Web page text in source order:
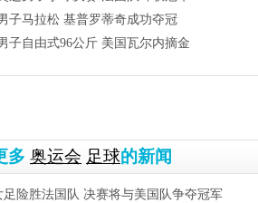
子马拉松 基普罗蒂奇成功夺冠
子自由式96公斤 美国瓦尔内摘金
多 奥运会 足球的新闻
足险胜法国队 决赛将与美国队争夺冠军